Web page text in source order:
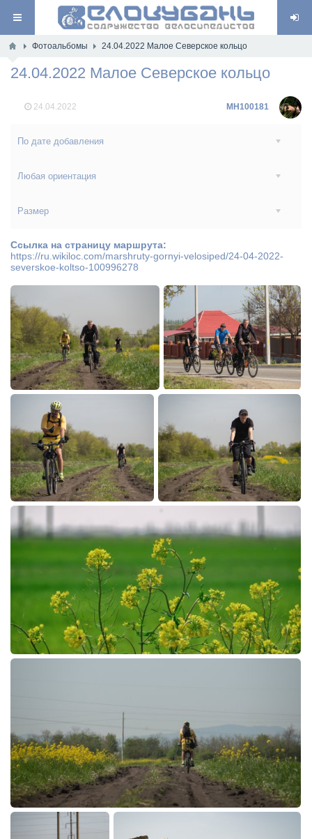
Фотоальбомы 24.04.2022 Малое Северское кольцо
24.04.2022 Малое Северское кольцо
24.04.2022 MH100181
По дате добавления
Любая ориентация
Размер
Ссылка на страницу маршрута:
https://ru.wikiloc.com/marshruty-gornyi-velosiped/24-04-2022-
severskoe-koltso-100996278